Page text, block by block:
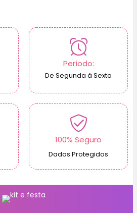
Período:
De Segunda à Sexta
100% Seguro
Dados Protegidos